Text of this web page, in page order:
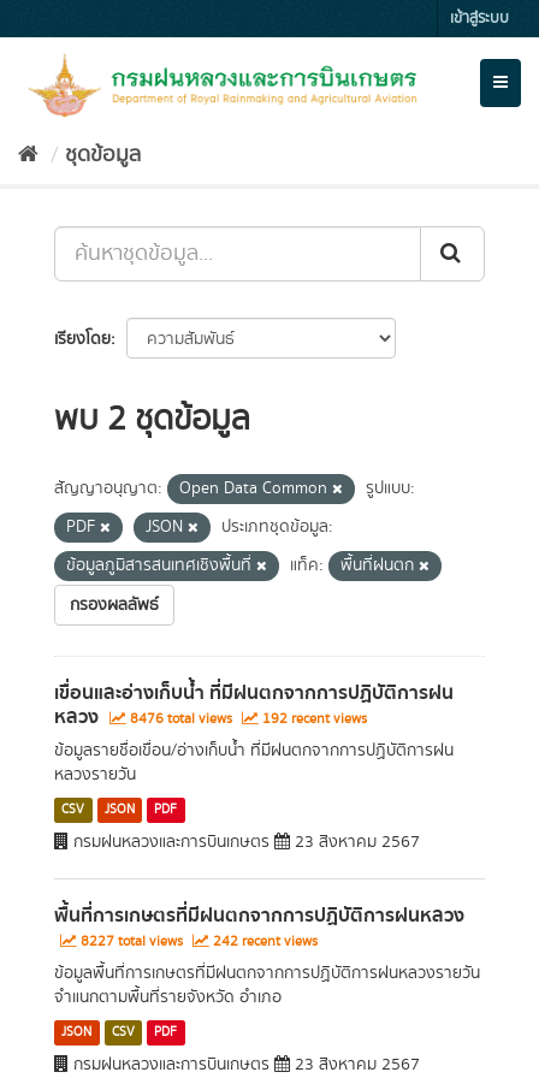
to
เข้าสู่ระบบ
ชุดข้อมูล
เรียงโดย
พบ 2 ชุดข้อมูล
สัญญาอนุญาต: Open Data Common
รูปแบบ:
PDF
JSON
ประเภทชุดข้อมูล:
ข้อมูลภูมิสารสนเทศเชิงพื้นที่
แท็ค:
พื้นที่ฝนตก
กรองผลลัพธ์
เขื่อนและอ่างเก็บน้ำ ที่มีฝนตกจากการปฏิบัติการฝน
หลวง 8476 total views 192 recent views
ข้อมูลรายชื่อเขื่อน/อ่างเก็บน้ำ ที่มีฝนตกจากการปฏิบัติการฝน
หลวงรายวัน
CSV JSON PDF
กรมฝนหลวงและการบินเกษตร 23 สิงหาคม 2567
พื้นที่การเกษตรที่มีฝนตกจากการปฏิบัติการฝนหลวง
8227 total views 242 recent views
ข้อมูลพื้นที่การเกษตรที่มีฝนตกจากการปฏิบัติการฝนหลวงรายวัน
จำแนกตามพื้นที่รายจังหวัด อำเภอ
JSON CSV PDF
กรมฝนหลวงและการบินเกษตร 23 สิงหาคม 2567